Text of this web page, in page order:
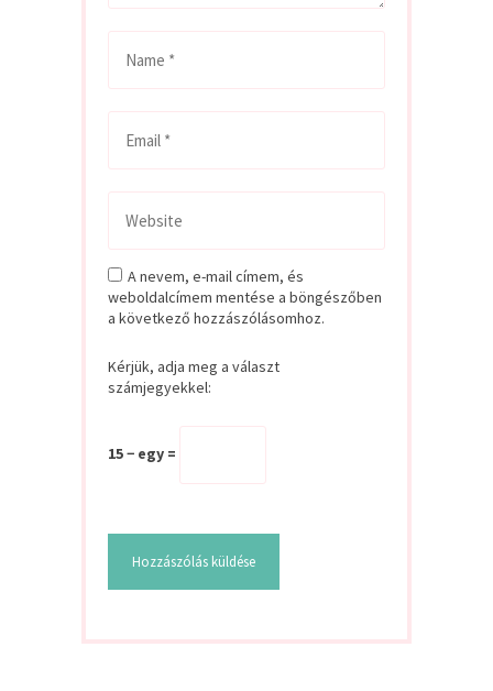
A nevem, e-mail címem, és
weboldalcímem mentése a böngészőben
a következő hozzászólásomhoz.
Kérjük, adja meg a választ
számjegyekkel:
15 − egy =